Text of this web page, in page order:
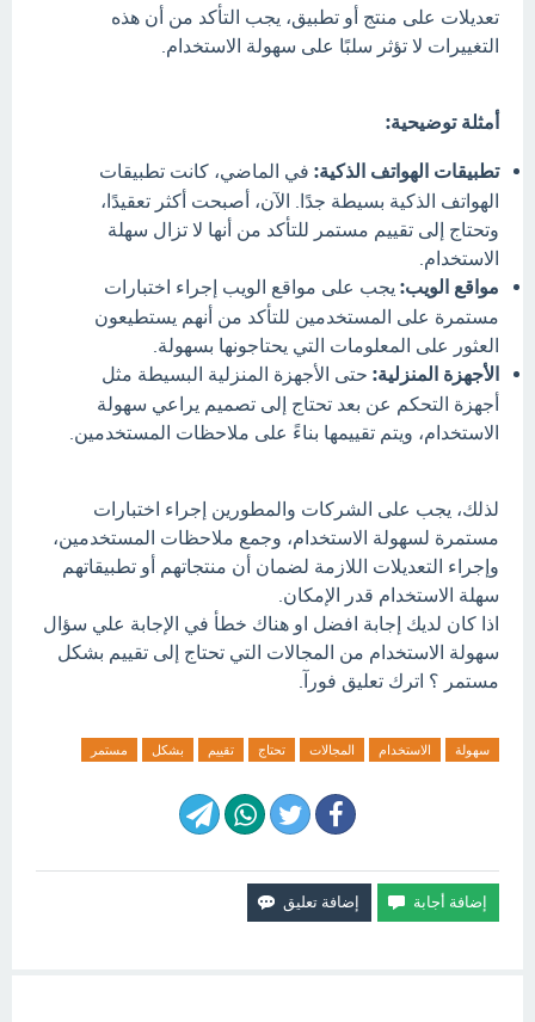
تعديلات على منتج أو تطبيق، يجب التأكد من أن هذه
التغييرات لا تؤثر سلبًا على سهولة الاستخدام.
أمثلة توضيحية:
تطبيقات الهواتف الذكية: في الماضي، كانت تطبيقات
الهواتف الذكية بسيطة جدًا. الآن، أصبحت أكثر تعقيدًا،
وتحتاج إلى تقييم مستمر للتأكد من أنها لا تزال سهلة
الاستخدام.
مواقع الويب: يجب على مواقع الويب إجراء اختبارات
مستمرة على المستخدمين للتأكد من أنهم يستطيعون
العثور على المعلومات التي يحتاجونها بسهولة.
الأجهزة المنزلية: حتى الأجهزة المنزلية البسيطة مثل
أجهزة التحكم عن بعد تحتاج إلى تصميم يراعي سهولة
الاستخدام، ويتم تقييمها بناءً على ملاحظات المستخدمين.
لذلك، يجب على الشركات والمطورين إجراء اختبارات
مستمرة لسهولة الاستخدام، وجمع ملاحظات المستخدمين،
وإجراء التعديلات اللازمة لضمان أن منتجاتهم أو تطبيقاتهم
سهلة الاستخدام قدر الإمكان.
اذا كان لديك إجابة افضل او هناك خطأ في الإجابة علي سؤال
سهولة الاستخدام من المجالات التي تحتاج إلى تقييم بشكل
مستمر ؟ اترك تعليق فورآ.
سهولة الاستخدام المجالات تحتاج تقييم بشكل مستمر